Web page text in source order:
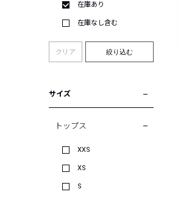
在庫あり
在庫なし含む
クリア 絞り込む
サイズ
トップス
XXS
XS
S